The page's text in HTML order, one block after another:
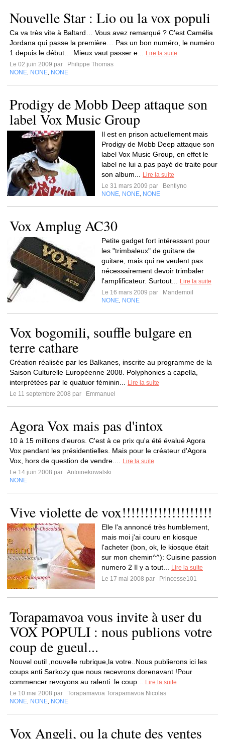
Nouvelle Star : Lio ou la vox populi
Ca va très vite à Baltard… Vous avez remarqué ? C’est Camélia
Jordana qui passe la première… Pas un bon numéro, le numéro
1 depuis le début… Mieux vaut passer e...
Lire la suite
Le 02 juin 2009 par
Philippe Thomas
NONE NONE NONE
Prodigy de Mobb Deep attaque son
label Vox Music Group
Il est en prison actuellement mais
Prodigy de Mobb Deep attaque son
label Vox Music Group, en effet le
label ne lui a pas payé de traite pour
son album...
Lire la suite
Le 31 mars 2009 par
Bentlyno
NONE NONE NONE
Vox Amplug AC30
Petite gadget fort intéressant pour
les "trimbaleux" de guitare de
guitare, mais qui ne veulent pas
nécessairement devoir trimbaler
l'amplificateur. Surtout...
Lire la suite
Le 16 mars 2009 par
Mandemoil
NONE NONE
Vox bogomili, souffle bulgare en
terre cathare
Création réalisée par les Balkanes, inscrite au programme de la
Saison Culturelle Européenne 2008. Polyphonies a capella,
interprétées par le quatuor féminin...
Lire la suite
Le 11 septembre 2008 par
Emmanuel
Agora Vox mais pas d'intox
10 à 15 millions d'euros. C'est à ce prix qu'a été évalué Agora
Vox pendant les présidentielles. Mais pour le créateur d'Agora
Vox, hors de question de vendre....
Lire la suite
Le 14 juin 2008 par Antoinekowalski
NONE
Vive violette de vox!!!!!!!!!!!!!!!!!!!!
Elle l'a annoncé très humblement,
mais moi j'ai couru en kiosque
l'acheter (bon, ok, le kiosque était
sur mon chemin^^): Cuisine passion
numero 2 Il y a tout...
Lire la suite
Le 17 mai 2008 par
Princesse101
Torapamavoa vous invite à user du
VOX POPULI : nous publions votre
coup de gueul...
Nouvel outil ,nouvelle rubrique,la votre..Nous publierons ici les
coups anti Sarkozy que nous recevrons dorenavant !Pour
commencer revoyons au ralenti :le coup...
Lire la suite
Le 10 mai 2008 par
Torapamavoa Torapamavoa Nicolas
NONE NONE NONE
Vox Angeli, ou la chute des ventes